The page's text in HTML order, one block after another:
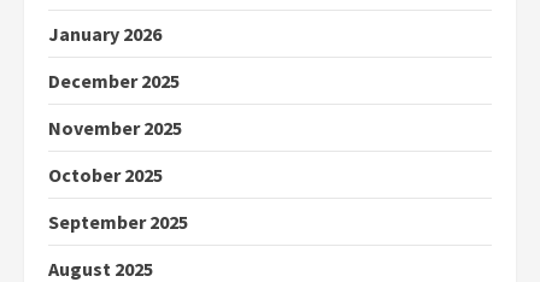
January 2026
December 2025
November 2025
October 2025
September 2025
August 2025